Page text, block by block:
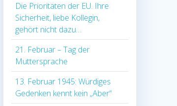
Die Prioritäten der EU. Ihre
Sicherheit, liebe Kollegin,
gehört nicht dazu…
21. Februar – Tag der
Muttersprache
13. Februar 1945: Würdiges
Gedenken kennt kein „Aber“